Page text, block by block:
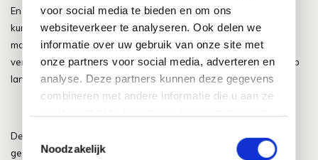
voor social media te bieden en om ons
websiteverkeer te analyseren. Ook delen we
informatie over uw gebruik van onze site met
onze partners voor social media, adverteren en
analyse. Deze partners kunnen deze gegevens
combineren met andere informatie die u aan ze
Noodzakelijk
En dan komen we bij een ander punt aan wat je dus eigenlijk niet
kunt bepalen vooraf, al zijn er gelukkig achteraf wel een aantal
maatregelen die je kunt nemen om de privacy in je tuin iets te
verhogen. Maar de privacy hangt van een aantal factoren af en op
lang niet al deze factoren heb je invloed.
Denk ten eerste bijvoorbeeld aan de ligging van de huizen en
gebouwen om je tuin heen. De manier waarop deze liggen ten